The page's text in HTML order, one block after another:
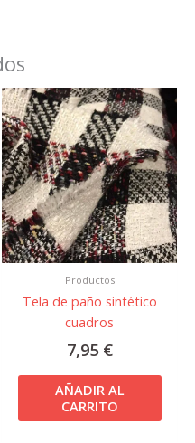
Productos
Tela de paño sintético
cuadros
7,95 €
AÑADIR AL
CARRITO